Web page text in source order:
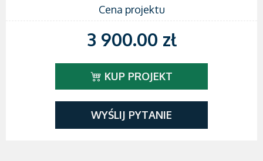
Cena projektu
3 900.00 zł
KUP PROJEKT
WYŚLIJ PYTANIE